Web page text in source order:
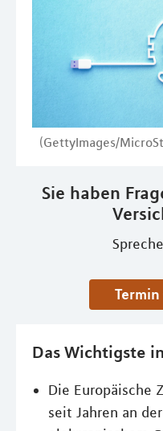
(GettyImages/
Sie haben
Das Wichtigste
Die Europäische
seit Jahren an